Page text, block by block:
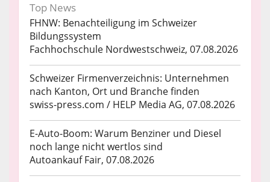
Top News
FHNW: Benachteiligung im Schweizer
Bildungssystem
Fachhochschule Nordwestschweiz, 07.08.2026
Schweizer Firmenverzeichnis: Unternehmen
nach Kanton, Ort und Branche finden
swiss-press.com / HELP Media AG, 07.08.2026
E-Auto-Boom: Warum Benziner und Diesel
noch lange nicht wertlos sind
Autoankauf Fair, 07.08.2026